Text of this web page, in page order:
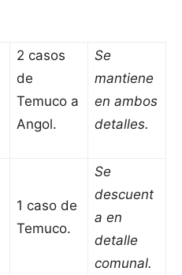
2 casos
de
Temuco a
Angol.
Se
mantiene
en ambos
detalles.
1 caso de
Temuco.
Se
descuent
a en
detalle
comunal.